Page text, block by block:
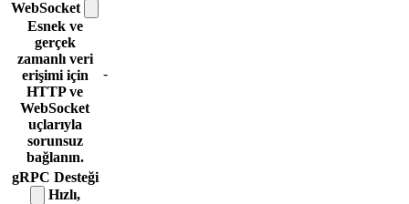
WebSocket
Esnek ve
gerçek
zamanlı veri
erişimi için
HTTP ve
WebSocket
uçlarıyla
sorunsuz
bağlanın.
-
gRPC Desteği
Hızlı,